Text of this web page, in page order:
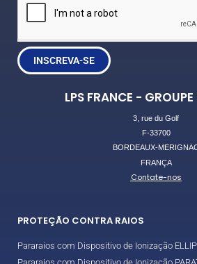
INSCREVA-SE
LPS FRANCE -
3, rue du Golf
F-33700
BORDEAUX-
FRANÇA
Contate-nos
PROTEÇÃO CONTRA RAIOS
Pararaios com Dispositivo de Ionização